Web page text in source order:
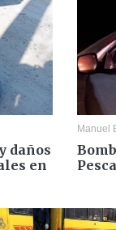
daños
en
Manuel